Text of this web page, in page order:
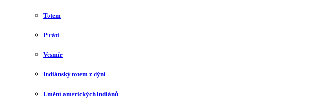
Totem
Piráti
Vesmír
Indiánský totem z dýní
Umění amerických indiánů